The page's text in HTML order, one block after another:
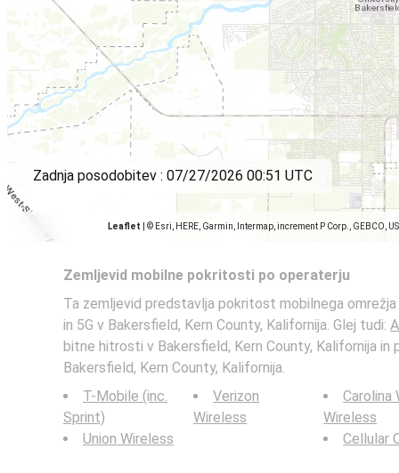
Leaflet © Esri, HERE, Garmin, Intermap, increment P Corp., GEBCO,
Zadnja posodobitev : 07/27/2026 00:51 UTC
Zemljevid mobilne pokritosti po operaterju
Ta zemljevid predstavlja pokritost mobilnega omrežja
in 5G v Bakersfield, Kern County, Kalifornija. Glej tudi:
bitne hitrosti v Bakersfield, Kern County, Kalifornija in
Bakersfield, Kern County, Kalifornija.
T-Mobile (inc.
Sprint)
Union Wireless
Verizon
Wireless
Carolina
Wireless
Cellular